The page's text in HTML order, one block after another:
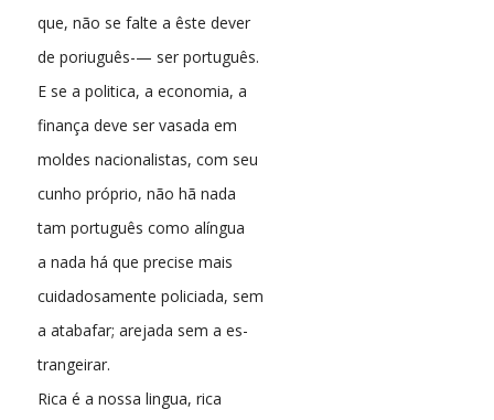
que, não se falte a êste dever
de poriuguês-— ser português.
E se a politica, a economia, a
finança deve ser vasada em
moldes nacionalistas, com seu
cunho próprio, não hã nada
tam português como alíngua
a nada há que precise mais
cuidadosamente policiada, sem
a atabafar; arejada sem a es-
trangeirar.
Rica é a nossa lingua, rica